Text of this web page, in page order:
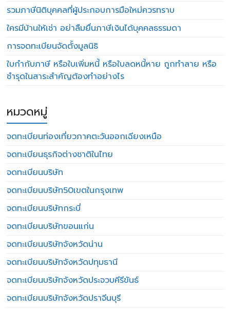
รวมภาษีนิติบุคคลที่ผู้ประกอบการมือใหม่ควรทราบ
ใครมีบ้านให้เช่า อย่าลืมยื่นภาษีเงินได้บุคคลธรรมดา
การจดทะเบียนจัดตั้งมูลนิธิ
ใบกำกับภาษี หรือใบเพิ่มหนี้ หรือใบลดหนี้หาย ถูกทำลาย หรือ
ชำรุดในสาระสำคัญต้องทำอย่างไร
หมวดหมู่
จดทะเบียนท่องเที่ยวภาคตะวันออกเฉียงเหนือ
จดทะเบียนธุรกิจต่างชาติในไทย
จดทะเบียนบริษัท
จดทะเบียนบริษัท50เขตในกรุงเทพ
จดทะเบียนบริษัทกระบี่
จดทะเบียนบริษัทขอนแก่น
จดทะเบียนบริษัทจังหวัดน่าน
จดทะเบียนบริษัทจังหวัดปทุมธานี
จดทะเบียนบริษัทจังหวัดประจวบคีรีขันธ์
จดทะเบียนบริษัทจังหวัดปราจีนบุรี